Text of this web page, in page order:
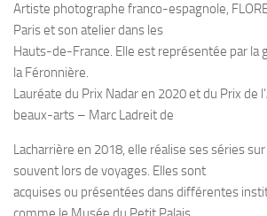
Artiste photographe franco-espagnole,
Paris et son atelier dans les
Hauts-de-France. Elle est représentée par la
la Féronnière.
Lauréate du Prix Nadar en 2020 et du Prix de
beaux-arts – Marc Ladreit de
Lacharrière en 2018, elle réalise ses séries
souvent lors de voyages. Elles sont
acquises ou présentées dans différentes